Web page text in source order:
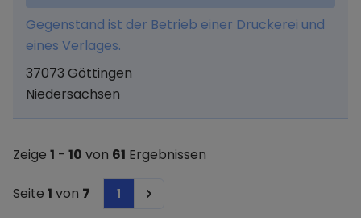
Gegenstand ist der Betrieb einer Druckerei und
eines Verlages.
37073 Göttingen
Niedersachsen
Zeige 1 - 10 von 61 Ergebnissen
Seite 1 von 7 1 Next